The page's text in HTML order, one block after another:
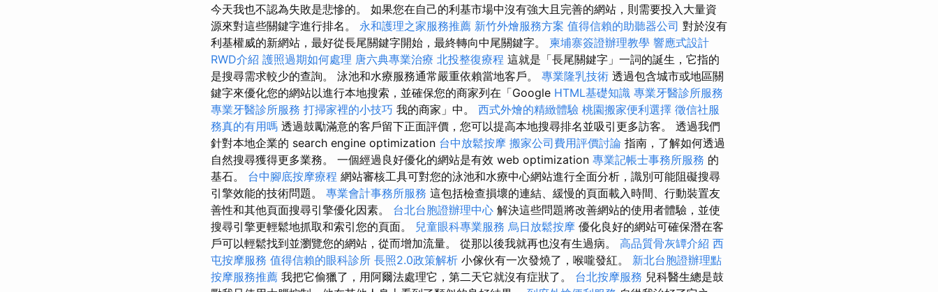
今天我也不認為失敗是悲慘的。 如果您在自己的利基市場中沒有強大且完善的網站，則需要投入大量資
源來對這些關鍵字進行排名。 永和護理之家服務推薦 新竹外燴服務方案 值得信賴的助聽器公司 對於沒有
利基權威的新網站，最好從長尾關鍵字開始，最終轉向中尾關鍵字。 柬埔寨簽證辦理教學 響應式設計
RWD介紹 護照過期如何處理 唐六典專業治療 北投整復療程 這就是「長尾關鍵字」一詞的誕生，它指的
是搜尋需求較少的查詢。 泳池和水療服務通常嚴重依賴當地客戶。 專業隆乳技術 透過包含城市或地區關
鍵字來優化您的網站以進行本地搜索，並確保您的商家列在「Google HTML基礎知識 專業牙醫診所服務
專業牙醫診所服務 打掃家裡的小技巧 我的商家」中。 西式外燴的精緻體驗 桃園搬家便利選擇 徵信社服
務真的有用嗎 透過鼓勵滿意的客戶留下正面評價，您可以提高本地搜尋排名並吸引更多訪客。 透過我們
針對本地企業的 search engine optimization 台中放鬆按摩 搬家公司費用評價討論 指南，了解如何透過
自然搜尋獲得更多業務。 一個經過良好優化的網站是有效 web optimization 專業記帳士事務所服務 的
基石。 台中腳底按摩療程 網站審核工具可對您的泳池和水療中心網站進行全面分析，識別可能阻礙搜尋
引擎效能的技術問題。 專業會計事務所服務 這包括檢查損壞的連結、緩慢的頁面載入時間、行動裝置友
善性和其他頁面搜尋引擎優化因素。 台北台胞證辦理中心 解決這些問題將改善網站的使用者體驗，並使
搜尋引擎更輕鬆地抓取和索引您的頁面。 兒童眼科專業服務 烏日放鬆按摩 優化良好的網站可確保潛在客
戶可以輕鬆找到並瀏覽您的網站，從而增加流量。 從那以後我就再也沒有生過病。 高品質骨灰罈介紹 西
屯按摩服務 值得信賴的眼科診所 長照2.0政策解析 小傢伙有一次發燒了，喉嚨發紅。 新北台胞證辦理點
按摩服務推薦 我把它偷獵了，用阿爾法處理它，第二天它就沒有症狀了。 台北按摩服務 兒科醫生總是鼓